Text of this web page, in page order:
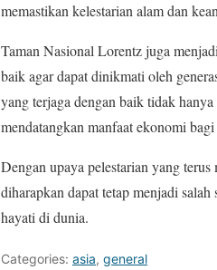
memastikan kelestarian alam dan
Taman Nasional Lorentz juga
baik agar dapat dinikmati oleh
yang terjaga dengan baik tidak
mendatangkan manfaat ekonomi
Dengan upaya pelestarian yang
diharapkan dapat tetap menjadi
hayati di dunia.
Categories: asia, general